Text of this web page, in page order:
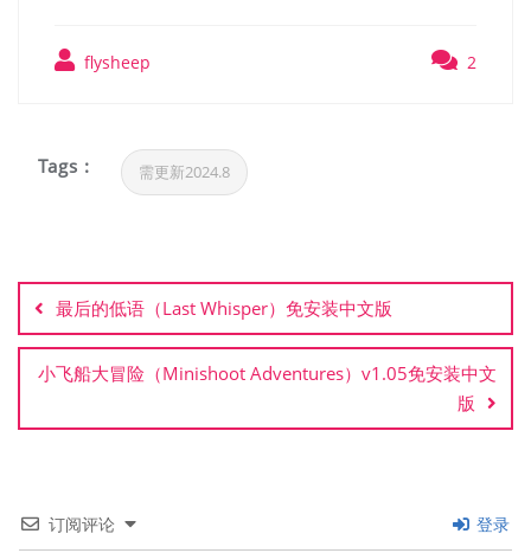
flysheep 2
Tags : 需更新2024.8
章
导
航
最后的低语（Last Whisper）免安装中文版
小飞船大冒险（Minishoot Adventures）v1.05免安装中文
版
订阅评论 登录